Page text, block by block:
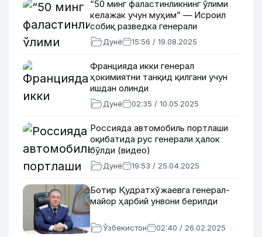
“50 минг фаластинликнинг ўлими
келажак учун муҳим” — Исроил
собиқ разведка генерали
Дунё 15:56 / 19.08.2025
Францияда икки генерал
ҳокимиятни танқид қилгани учун
ишдан олинди
Дунё 02:35 / 10.05.2025
Россияда автомобиль портлаши
оқибатида рус генерали ҳалок
бўлди (видео)
Дунё 19:53 / 25.04.2025
Ботир Қудратхўжаевга генерал-
майор ҳарбий унвони берилди
Ўзбекистон 02:40 / 26.02.2025